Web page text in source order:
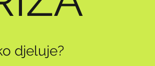
djeluje?